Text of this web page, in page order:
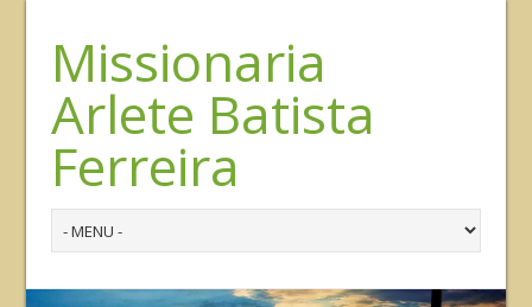
Missionaria
Arlete Batista
Ferreira